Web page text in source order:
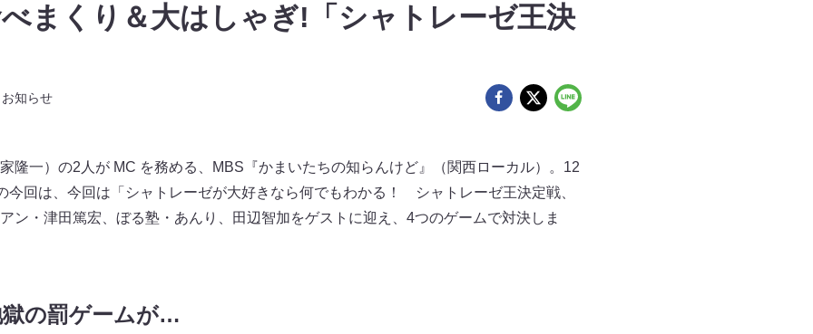
まくり＆大はしゃぎ!「シャトレーゼ王決
お知らせ
隆一）の2人が MC を務める、MBS『かまいたちの知らんけど』（関西ローカル）。12
今回は、今回は「シャトレーゼが大好きなら何でもわかる！ シャトレーゼ王決定戦、
ン・津田篤宏、ぼる塾・あんり、田辺智加をゲストに迎え、4つのゲームで対決しま
の罰ゲームが…